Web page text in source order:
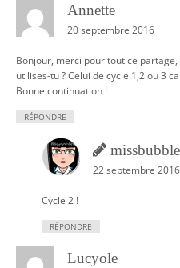
Annette
20 septembre 2016
Bonjour, merci pour tout ce
utilises-tu ? Celui de cycle 1,2 ou 3
Bonne continuation !
RÉPONDRE
missbubble
22 septembre 2016
Cycle 2 !
RÉPONDRE
Lucyole